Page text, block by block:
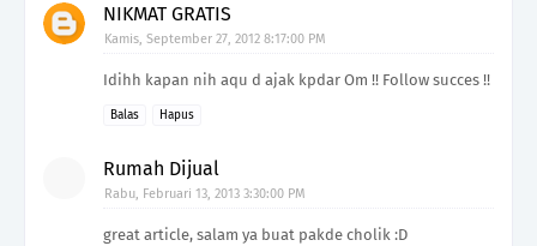
NIKMAT GRATIS
Kamis, September 27, 2012 8:17:00 PM
Idihh kapan nih aqu d ajak kpdar Om !! Follow succes !!
Balas Hapus
Rumah Dijual
Rabu, Februari 13, 2013 3:30:00 PM
great article, salam ya buat pakde cholik :D